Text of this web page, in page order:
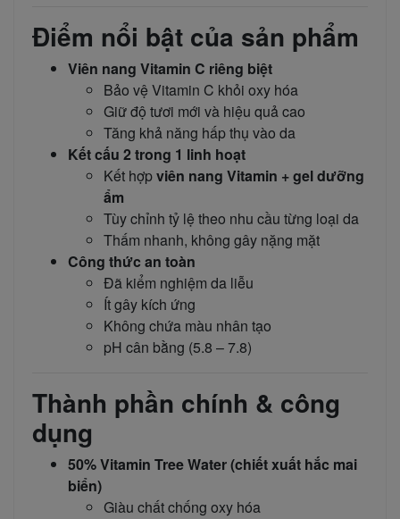
Điểm nổi bật của sản phẩm
Viên nang Vitamin C riêng biệt
Bảo vệ Vitamin C khỏi oxy hóa
Giữ độ tươi mới và hiệu quả cao
Tăng khả năng hấp thụ vào da
Kết cấu 2 trong 1 linh hoạt
Kết hợpviên nang Vitamin + gel dưỡng
ẩm
Tùy chỉnh tỷ lệ theo nhu cầu từng loại da
Thấm nhanh, không gây nặng mặt
Công thức an toàn
Đã kiểm nghiệm da liễu
Ít gây kích ứng
Không chứa màu nhân tạo
pH cân bằng (5.8 – 7.8)
Thành phần chính & công
dụng
50% Vitamin Tree Water (chiết xuất hắc mai
biển)
Giàu chất chống oxy hóa